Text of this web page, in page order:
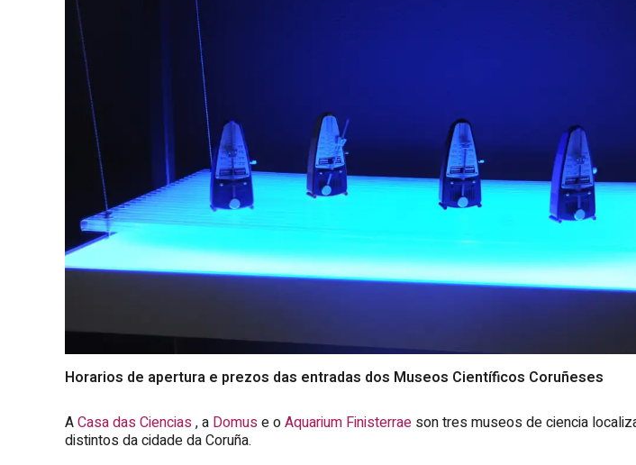
Horarios de apertura e prezos das entradas dos Museos Científicos Coruñeses
ACasa das Ciencias , a Domus e oAquarium Finisterrae son tres museos de ciencia
distintos da cidade da Coruña.